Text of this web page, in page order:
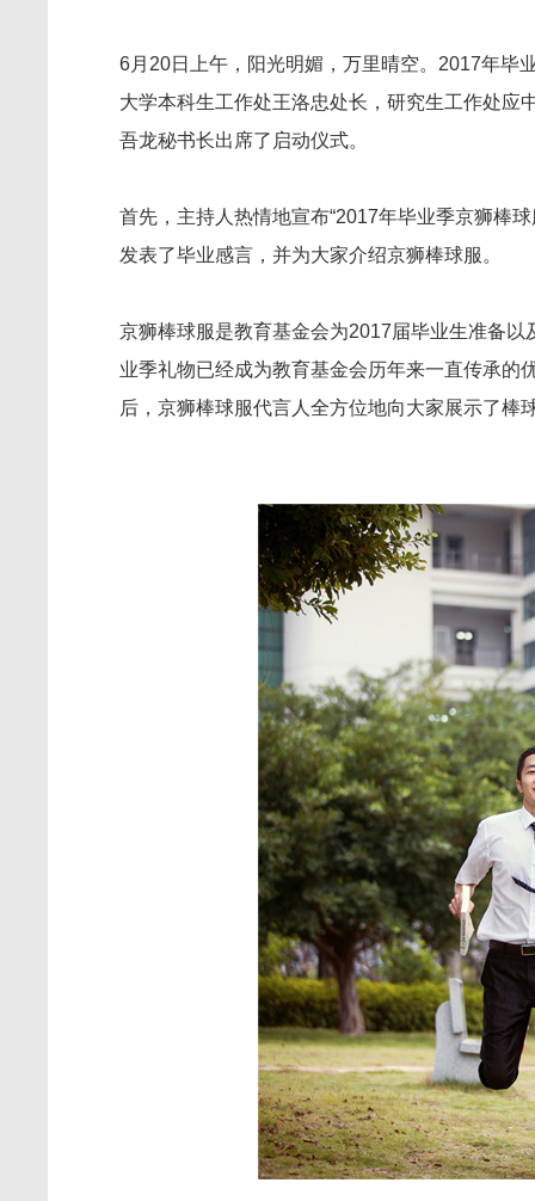
6月20日上午，阳光明媚，万里晴空。2017年毕
大学本科生工作处王洛忠处长，研究生工作处应
吾龙秘书长出席了启动仪式。
首先，主持人热情地宣布“2017年毕业季京狮棒
发表了毕业感言，并为大家介绍京狮棒球服。
京狮棒球服是教育基金会为2017届毕业生准备
业季礼物已经成为教育基金会历年来一直传承的
后，京狮棒球服代言人全方位地向大家展示了棒